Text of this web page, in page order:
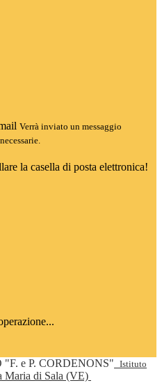
Verrà inviato un messaggio
la casella di posta elettronica!
Istituto
Maria di Sala (VE)